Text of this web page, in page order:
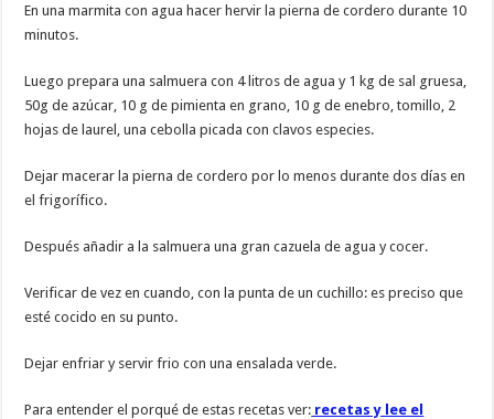
En una marmita con agua hacer hervir la pierna de cordero durante 10
minutos.
Luego prepara una salmuera con 4 litros de agua y 1 kg de sal gruesa,
50g de azúcar, 10 g de pimienta en grano, 10 g de enebro, tomillo, 2
hojas de laurel, una cebolla picada con clavos especies.
Dejar macerar la pierna de cordero por lo menos durante dos días en
el frigorífico.
Después añadir a la salmuera una gran cazuela de agua y cocer.
Verificar de vez en cuando, con la punta de un cuchillo: es preciso que
esté cocido en su punto.
Dejar enfriar y servir frio con una ensalada verde.
Para entender el porqué de estas recetas ver: recetas y lee el